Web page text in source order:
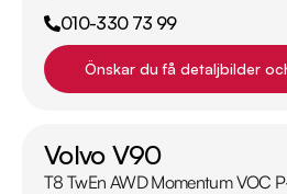
010-330 73 99
Önskar du få detaljbilder
Volvo V90
T8 TwEn AWD Momentum VOC